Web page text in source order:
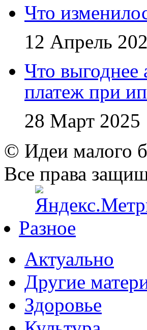
Что
12 Апрель
Что
платеж при
28 Март 2025
© Идеи малого
Все права
Разное
Актуально
Другие
Здоровье